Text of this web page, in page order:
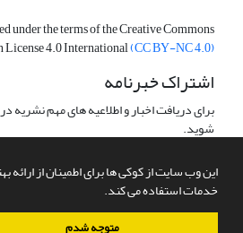
این وب سایت از کوکی ها برای اطمینان از ارائه
خدمات استفاده می کند.
متوجه شدم
under the terms of the Creative Commons
4.0 International(CC BY-NC 4.0)
اشتراک خبرنامه
برای دریافت اخبار و اطلاعیه های مهم
شوید.